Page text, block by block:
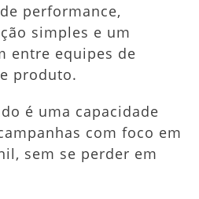
performance,
simples e um
entre equipes de
produto.
é uma capacidade
com foco em
sem se perder em